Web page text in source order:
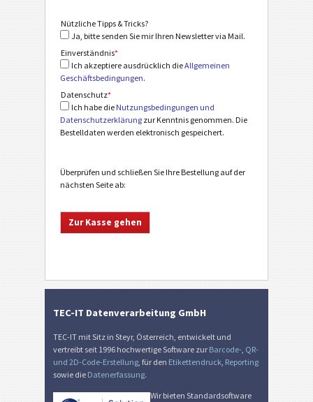
Nützliche Tipps & Tricks?
Ja, bitte senden Sie mir Ihren Newsletter via Mail.
Einverständnis*
Ich akzeptiere ausdrücklich dieAllgemeinen
Geschäftsbedingungen.
Datenschutz*
Ich habe die Nutzungsbedingungen und
Datenschutzerklärungzur Kenntnis genommen. Die
Bestelldaten werden elektronisch gespeichert.
Überprüfen und schließen Sie Ihre Bestellung auf der
nächsten Seite ab:
TEC-IT Datenverarbeitung GmbH
TEC-IT mit Sitz in Steyr, Österreich, entwickelt und
vertreibt seit 1996 hochwertige Software zur Barcode-, QR-
und 2D-Code-Erstellung, für den Etikettendruck, Reporting
sowie die Datenerfassung.
Wir bieten Standardsoftware